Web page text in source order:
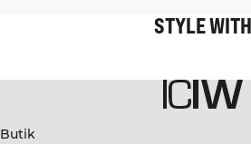
STYLE WITH
Butik